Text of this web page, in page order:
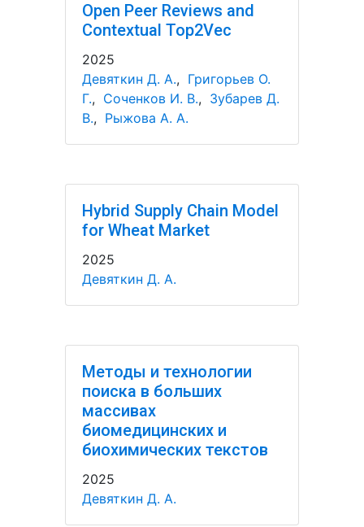
Open Peer Reviews and
Contextual Top2Vec
2025
Девяткин Д. А., Григорьев О.
Г., Соченков И. В., Зубарев Д.
В., Рыжова А. А.
Hybrid Supply Chain Model
for Wheat Market
2025
Девяткин Д. А.
Методы и технологии
поиска в больших
массивах
биомедицинских и
биохимических текстов
2025
Девяткин Д. А.